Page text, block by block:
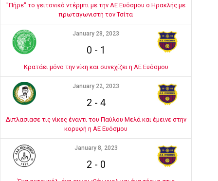
"Πήρε" το γειτονικό ντέρμπι με την ΑΕ Ευόσμου ο Ηρακλής με
πρωταγωνιστή τον Τσίτα
January 28, 2023
0 - 1
Κρατάει μόνο την νίκη και συνεχίζει η ΑΕ Ευόσμου
January 22, 2023
2 - 4
Διπλασίασε τις νίκες έναντι του Παύλου Μελά και έμεινε στην
κορυφή η ΑΕ Ευόσμου
January 8, 2023
2 - 0